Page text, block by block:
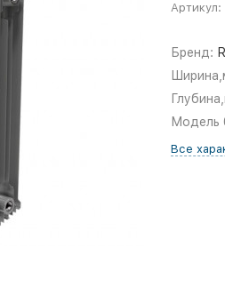
Артикул:
Бренд:
Модель
Все